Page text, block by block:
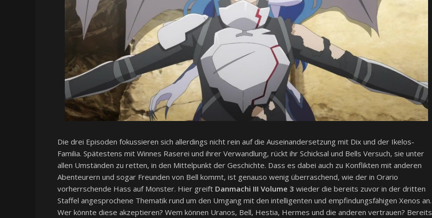
Die drei Episoden fokussieren sich allerdings nicht rein auf die Auseinandersetzung mit Dix und der Ikelos-
Familia. Spätestens mit Winnes Raserei und ihrer Verwandlung, rückt ihr Schicksal und Bells Versuch, sie unter
allen Umständen zu retten, in den Mittelpunkt der Geschichte. Dass es dabei auch zu Konflikten mit anderen
Abenteurern und sogar Freunden von Bell kommt, ist genauso wenig überraschend, wie der in Orario
vorherrschende Hass auf Monster. Hier greift Danmachi III Volume 3 wieder die bereits zuvor in der dritten
Staffel angesprochene Thematik rund um den Umgang mit den intelligenten und empfindungsfähigen Xenos an.
Wer könnte diese akzeptieren? Wem können Uranos, Bell, Hestia, Hermes und die anderen vertrauen? Bereits